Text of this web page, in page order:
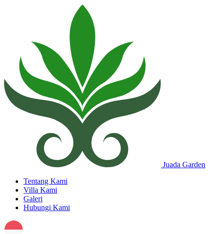
Juada Garden
Tentang Kami
Villa Kami
Galeri
Hubungi Kami